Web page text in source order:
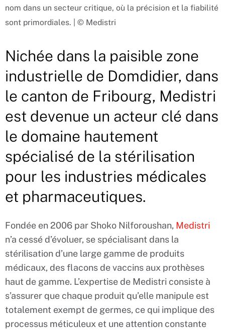
nom dans un secteur critique, où la précision et la fiabilité
sont primordiales. | © Medistri
Nichée dans la paisible zone
industrielle de Domdidier, dans
le canton de Fribourg, Medistri
est devenue un acteur clé dans
le domaine hautement
spécialisé de la stérilisation
pour les industries médicales
et pharmaceutiques.
Fondée en 2006 par Shoko Nilforoushan, Medistri
n’a cessé d’évoluer, se spécialisant dans la
stérilisation d’une large gamme de produits
médicaux, des flacons de vaccins aux prothèses
haut de gamme. L’expertise de Medistri consiste à
s’assurer que chaque produit qu’elle manipule est
totalement exempt de germes, ce qui implique des
processus méticuleux et une attention constante